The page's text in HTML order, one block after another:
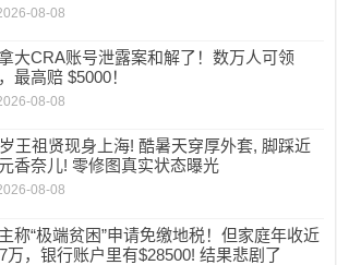
08-08
大CRA账号泄露案和解了！数万人可领
最高赔 $5000！
08-08
王祖贤现身上海! 酷暑天穿厚外套, 脚踩近
香奈儿! 零修图真实状态曝光
08-08
称“极端贫困”申请免缴地税！但家庭年收近
万，银行账户里有$28500! 结果悲剧了